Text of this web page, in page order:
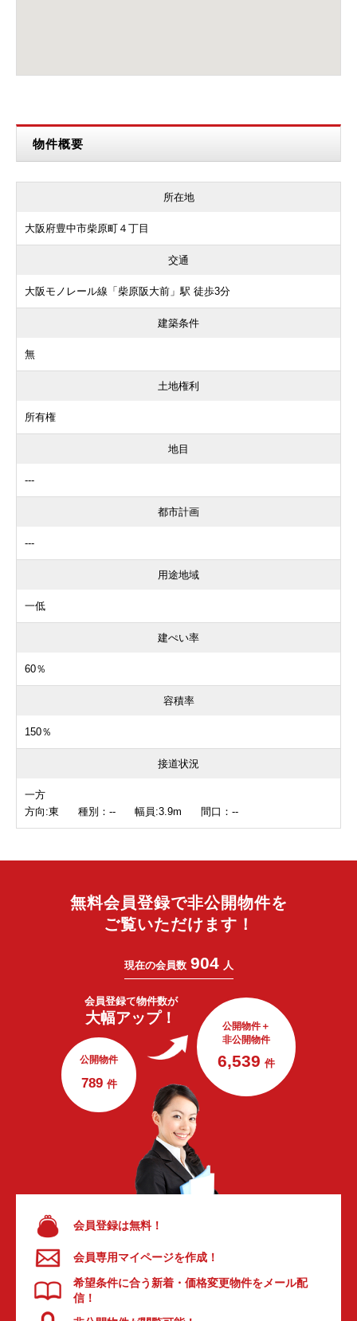
物件概要
所在地
大阪府豊中市柴原町４丁目
交通
大阪モノレール線「柴原阪大前」駅 徒歩3分
建築条件
無
土地権利
所有権
地目
---
都市計画
---
用途地域
一低
建ぺい率
60％
容積率
150％
接道状況
一方
方向:東 種別：-- 幅員:3.9m 間口：--
無料会員登録で非公開物件を
ご覧いただけます！
現在の会員数 904 人
会員登録で物件数が
大幅アップ！
公開物件
789 件
公開物件＋
非公開物件
6,539 件
会員登録は無料！
会員専用マイページを作成！
希望条件に合う新着・価格変更物件をメール配
信！